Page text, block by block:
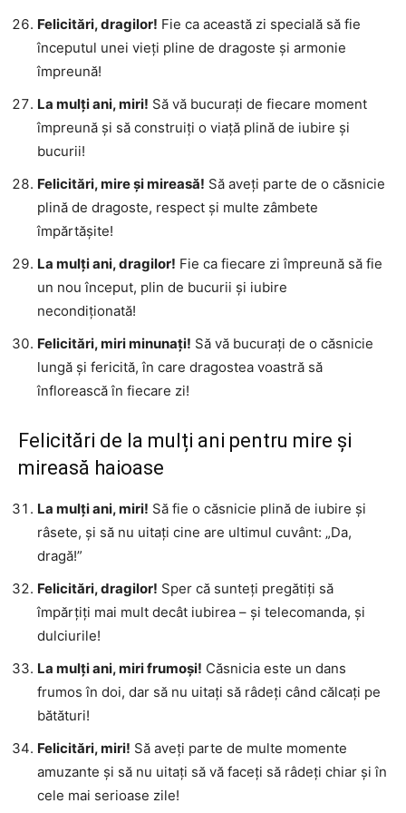
Felicitări, dragilor! Fie ca această zi specială să fie
începutul unei vieți pline de dragoste și armonie
împreună!
La mulți ani, miri! Să vă bucurați de fiecare moment
împreună și să construiți o viață plină de iubire și
bucurii!
Felicitări, mire și mireasă! Să aveți parte de o căsnicie
plină de dragoste, respect și multe zâmbete
împărtășite!
La mulți ani, dragilor! Fie ca fiecare zi împreună să fie
un nou început, plin de bucurii și iubire
necondiționată!
Felicitări, miri minunați! Să vă bucurați de o căsnicie
lungă și fericită, în care dragostea voastră să
înflorească în fiecare zi!
Felicitări de la mulți ani pentru mire și
mireasă haioase
La mulți ani, miri! Să fie o căsnicie plină de iubire și
râsete, și să nu uitați cine are ultimul cuvânt: „Da,
dragă!”
Felicitări, dragilor! Sper că sunteți pregătiți să
împărțiți mai mult decât iubirea – și telecomanda, și
dulciurile!
La mulți ani, miri frumoși! Căsnicia este un dans
frumos în doi, dar să nu uitați să râdeți când călcați pe
bătături!
Felicitări, miri! Să aveți parte de multe momente
amuzante și să nu uitați să vă faceți să râdeți chiar și în
cele mai serioase zile!